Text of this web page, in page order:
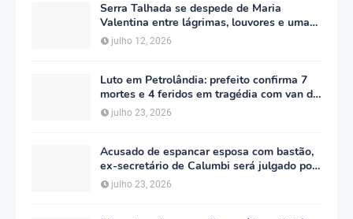
Serra Talhada se despede de Maria
Valentina entre lágrimas, louvores e uma
multidão que caminhou ao lado da família
julho 12, 2026
Luto em Petrolândia: prefeito confirma 7
mortes e 4 feridos em tragédia com van do
TFD e decreta três dias de luto oficial
julho 23, 2026
Acusado de espancar esposa com bastão,
ex-secretário de Calumbi será julgado por
tentativa de feminicídio
julho 23, 2026